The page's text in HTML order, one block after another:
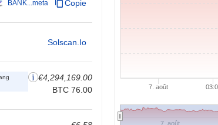
BANK...meta Copie
Solscan.io
€4,294,169.00
BTC 76.00
7. août
7. août